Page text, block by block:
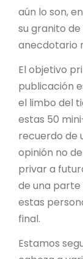
aún lo son,
su granito
anecdotario
El objetivo
publicación
el limbo del
estas 50
recuerdo de
opinión no
privar a
de una
estas
final.
Estamos